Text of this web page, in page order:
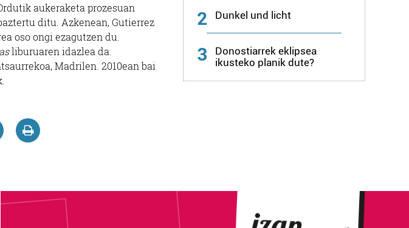
aukeraketa prozesuan
ditu. Azkenean, Gutierrez
oso ongi ezagutzen du.
liburuaren idazlea da.
Madrilen. 2010ean bai
2 Dunkel und licht
3
Donostiarrek eklipsea
ikusteko planik dute?